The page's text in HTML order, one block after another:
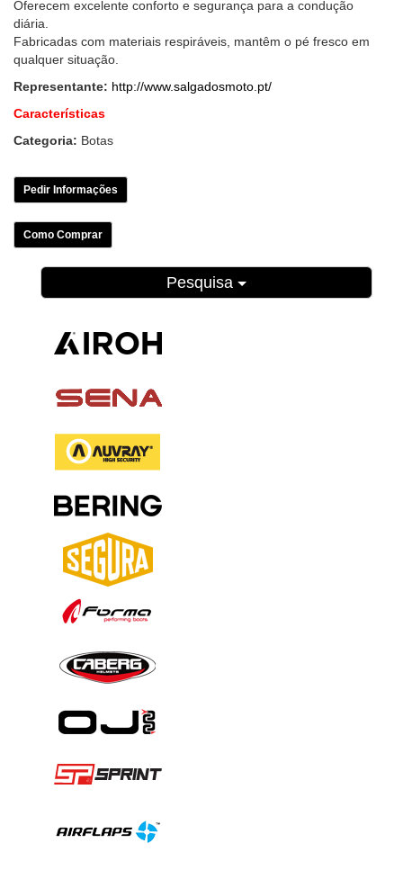
Oferecem excelente conforto e segurança para a condução
diária.
Fabricadas com materiais respiráveis, mantêm o pé fresco em
qualquer situação.
Representante: http://www.salgadosmoto.pt/
Características
Categoria: Botas
Pedir Informações
Como Comprar
Pesquisa